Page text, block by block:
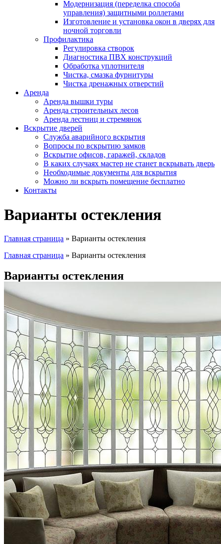
Модернизация (переделка способа
управления) защитными роллетами
Изготовление и установка окон в дверях для
ночной торговли
Профилактика
Регулировка створок
Диагностика ПВХ конструкций
Обработка уплотнителя
Чистка, смазка фурнитуры
Чистка дренажных отверстий
Аренда
Аренда вышки туры
Аренда строительных лесов
Аренда лестниц и стремянок
Вскрытие дверей
Служба аварийного вскрытия
Вопросы по вскрытию замков
Вскрытие офисов, гаражей, складов
В каких случаях мастер не станет вскрывать дверь
Необходимые документы для вскрытия
Можно ли вскрыть помещение бесплатно
Контакты
Варианты остекления
Главная страница » Варианты остекления
Главная страница » Варианты остекления
Варианты остекления